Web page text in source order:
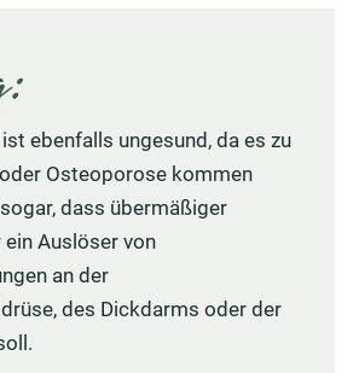
ebenfalls ungesund, da es zu
Osteoporose kommen
dass übermäßiger
Auslöser von
an der
des Dickdarms oder der